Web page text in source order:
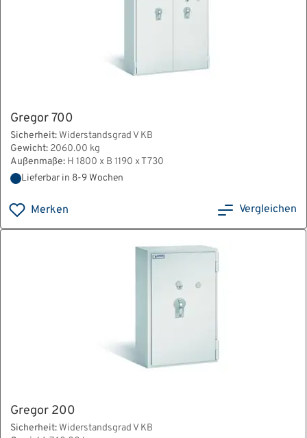
Gregor 700
Sicherheit: Widerstandsgrad V KB
Gewicht: 2060.00 kg
Außenmaße: H 1800 x B 1190 x T 730
Lieferbar in 8-9 Wochen
Merken Vergleichen
Gregor 200
Sicherheit: Widerstandsgrad V KB